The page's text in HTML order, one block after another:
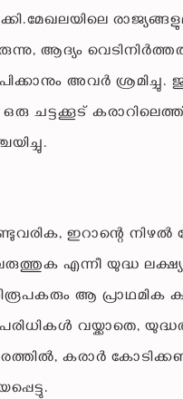
ആദ്യം
അവർ
ചട്ടക്കൂട്
ഇറാന്റെ
എന്നീ യുദ്ധ
ആ പ്രാഥമിക
വയ്ക്കാതെ,
കരാർ